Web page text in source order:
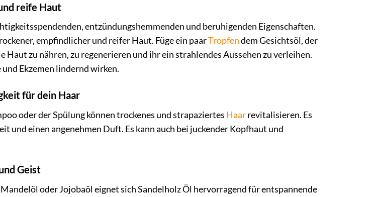
reife Haut
entzündungshemmenden und beruhigenden Eigenschaften.
empfindlicher und reifer Haut. Füge ein paarTropfendem Gesichtsöl, der
Haut zu nähren, zu regenerieren und ihr ein strahlendes Aussehen zu verleihen.
Ekzemen lindernd wirken.
für dein Haar
oder der Spülung können trockenes und strapaziertes Haarrevitalisieren. Es
und einen angenehmen Duft. Es kann auch bei juckender Kopfhaut und
Geist
oder Jojobaöl eignet sich Sandelholz Öl hervorragend für entspannende